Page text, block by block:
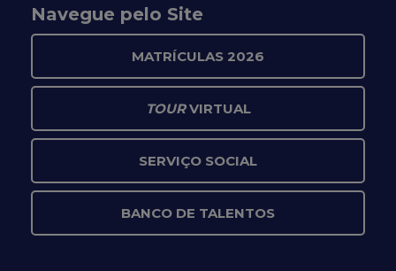
Navegue pelo Site
MATRÍCULAS 2026
TOURVIRTUAL
SERVIÇO SOCIAL
BANCO DE TALENTOS